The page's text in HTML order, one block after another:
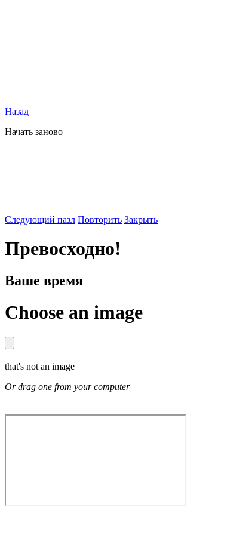
Назад
Начать заново
Следующий пазл Повторить Закрыть
Превосходно!
Ваше время
Choose an image
that's not an image
Or drag one from your computer